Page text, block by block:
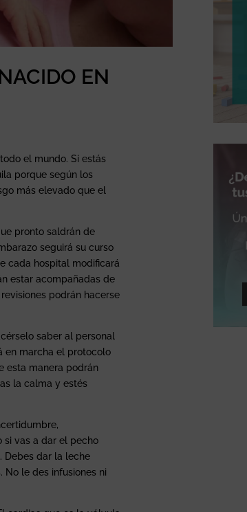
EN
el mundo. Si estás
porque según los
más elevado que el
pronto saldrán de
seguirá su curso
cada hospital modificará
estar acompañadas de
podrán hacerse
saber al personal
en marcha el protocolo
esta manera podrán
la calma y estés
si vas a dar el pecho
Debes dar la leche
le des infusiones ni